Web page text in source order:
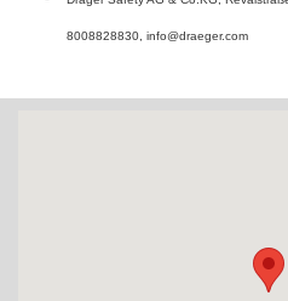
8008828830 info@draeger.com